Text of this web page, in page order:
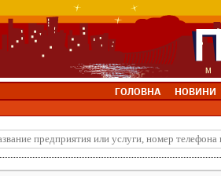
ГОЛОВНА НОВИНИ